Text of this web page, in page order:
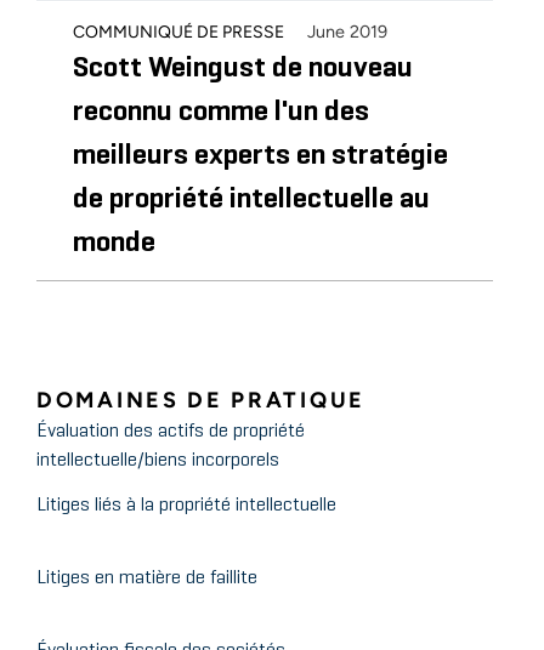
et intérêts pour contrefaçon
de brevet
l'Association des propriétaires de propriété
intellectuelle (IPO)
Évaluation pour l'octroi de
Conférence 2016 de l'IAM sur le droit et la
politique des brevets
Élaboration d'une politique en
matière de brevets pour la
COMMUNIQUÉ DE PRESSE June 2019
Scott Weingust de nouveau
reconnu comme l'un des
meilleurs experts en stratégie
de propriété intellectuelle au
monde
DOMAINES DE PRATIQUE
Évaluation des actifs de propriété
intellectuelle/biens incorporels
Litiges liés à la propriété intellectuelle
Litiges en matière de faillite